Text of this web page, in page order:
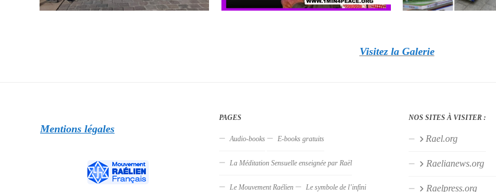
Visitez la Galerie
Mentions légales
PAGES
Audio-books E-books gratuits
La Méditation Sensuelle enseignée par Raël
Le Mouvement Raélien Le symbole de l’infini
NOS SITES À VISITER :
Rael.org
Raelianews.org
Raelpress.org